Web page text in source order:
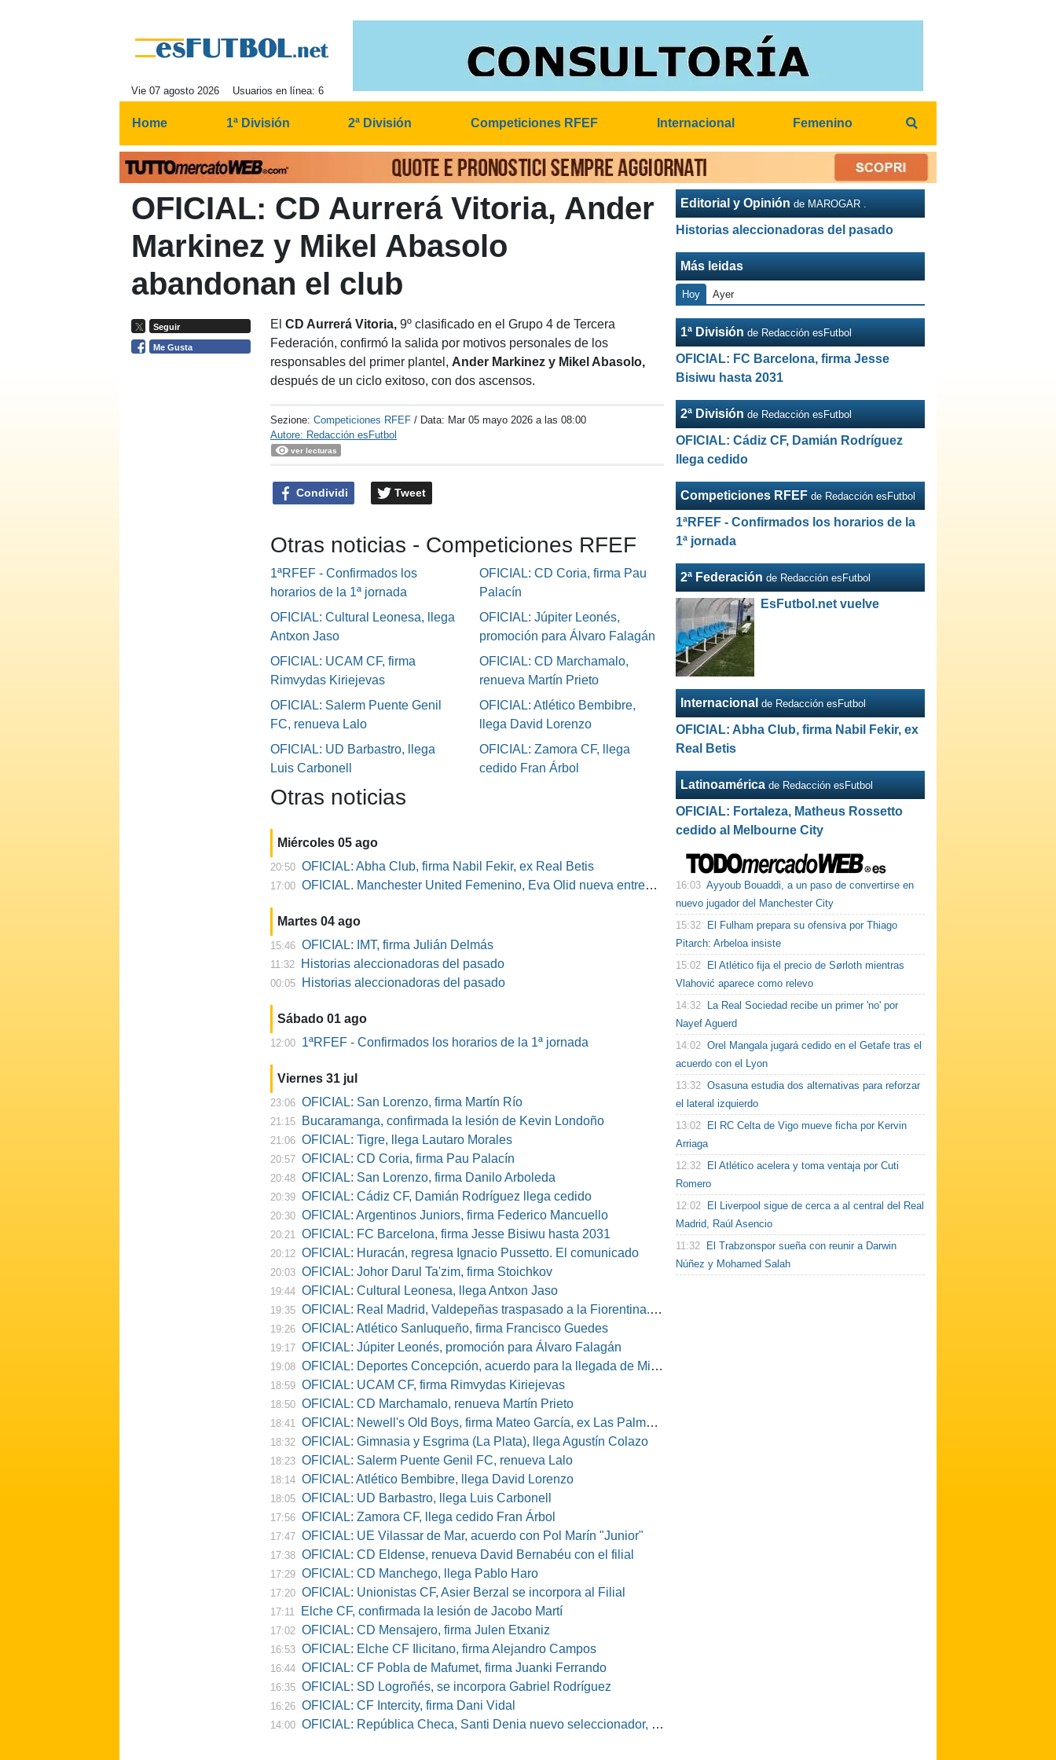
Vie 07 agosto 2026 Usuarios en línea: 6
Home 1ª División 2ª División Competiciones RFEF Internacional Femenino
OFICIAL: CD Aurrerá Vitoria, Ander
Markinez y Mikel Abasolo
abandonan el club
Seguir
Me Gusta
ElCD Aurrerá Vitoria, 9º clasificado en el Grupo 4 de Tercera
Federación, confirmó la salida por motivos personales de los
responsables del primer plantel, Ander Markinez y Mikel Abasolo,
después de un ciclo exitoso, con dos ascensos.
Sezione:Competiciones RFEF / Data: Mar 05 mayo 2026 a las 08:00
Autore: Redacción esFutbol
ver lecturas
Condividi Tweet
Otras noticias - Competiciones RFEF
1ªRFEF - Confirmados los
horarios de la 1ª jornada
OFICIAL: CD Coria, firma Pau
Palacín
OFICIAL: Cultural Leonesa, llega
Antxon Jaso
OFICIAL: Júpiter Leonés,
promoción para Álvaro Falagán
OFICIAL: UCAM CF, firma
Rimvydas Kiriejevas
OFICIAL: CD Marchamalo,
renueva Martín Prieto
OFICIAL: Salerm Puente Genil
FC, renueva Lalo
OFICIAL: Atlético Bembibre,
llega David Lorenzo
OFICIAL: UD Barbastro, llega
Luis Carbonell
OFICIAL: Zamora CF, llega
cedido Fran Árbol
Otras noticias
Miércoles 05 ago
20:50 OFICIAL: Abha Club, firma Nabil Fekir, ex Real Betis
17:00 OFICIAL. Manchester United Femenino, Eva Olid nueva entrenadora
Martes 04 ago
15:46 OFICIAL: IMT, firma Julián Delmás
11:32 Historias aleccionadoras del pasado
00:05 Historias aleccionadoras del pasado
Sábado 01 ago
12:00 1ªRFEF - Confirmados los horarios de la 1ª jornada
Viernes 31 jul
23:06 OFICIAL: San Lorenzo, firma Martín Río
21:15 Bucaramanga, confirmada la lesión de Kevin Londoño
21:06 OFICIAL: Tigre, llega Lautaro Morales
20:57 OFICIAL: CD Coria, firma Pau Palacín
20:48 OFICIAL: San Lorenzo, firma Danilo Arboleda
20:39 OFICIAL: Cádiz CF, Damián Rodríguez llega cedido
20:30 OFICIAL: Argentinos Juniors, firma Federico Mancuello
20:21 OFICIAL: FC Barcelona, firma Jesse Bisiwu hasta 2031
20:12 OFICIAL: Huracán, regresa Ignacio Pussetto. El comunicado
20:03 OFICIAL: Johor Darul Ta'zim, firma Stoichkov
19:44 OFICIAL: Cultural Leonesa, llega Antxon Jaso
19:35 OFICIAL: Real Madrid, Valdepeñas traspasado a la Fiorentina. El comunicado
19:26 OFICIAL: Atlético Sanluqueño, firma Francisco Guedes
19:17 OFICIAL: Júpiter Leonés, promoción para Álvaro Falagán
19:08 OFICIAL: Deportes Concepción, acuerdo para la llegada de Miguel Barbieri
18:59 OFICIAL: UCAM CF, firma Rimvydas Kiriejevas
18:50 OFICIAL: CD Marchamalo, renueva Martín Prieto
18:41 OFICIAL: Newell's Old Boys, firma Mateo García, ex Las Palmas, Osasuna o Alcorcón
18:32 OFICIAL: Gimnasia y Esgrima (La Plata), llega Agustín Colazo
18:23 OFICIAL: Salerm Puente Genil FC, renueva Lalo
18:14 OFICIAL: Atlético Bembibre, llega David Lorenzo
18:05 OFICIAL: UD Barbastro, llega Luis Carbonell
17:56 OFICIAL: Zamora CF, llega cedido Fran Árbol
17:47 OFICIAL: UE Vilassar de Mar, acuerdo con Pol Marín "Junior"
17:38 OFICIAL: CD Eldense, renueva David Bernabéu con el filial
17:29 OFICIAL: CD Manchego, llega Pablo Haro
17:20 OFICIAL: Unionistas CF, Asier Berzal se incorpora al Filial
17:11 Elche CF, confirmada la lesión de Jacobo Martí
17:02 OFICIAL: CD Mensajero, firma Julen Etxaniz
16:53 OFICIAL: Elche CF Ilicitano, firma Alejandro Campos
16:44 OFICIAL: CF Pobla de Mafumet, firma Juanki Ferrando
16:35 OFICIAL: SD Logroñés, se incorpora Gabriel Rodríguez
16:26 OFICIAL: CF Intercity, firma Dani Vidal
14:00 OFICIAL: República Checa, Santi Denia nuevo seleccionador, Pablo Amo su ayudante
Editorial y Opinión de MAROGAR .
Historias aleccionadoras del pasado
Más leidas
Hoy Ayer
1ª División de Redacción esFutbol
OFICIAL: FC Barcelona, firma Jesse
Bisiwu hasta 2031
2ª División de Redacción esFutbol
OFICIAL: Cádiz CF, Damián Rodríguez
llega cedido
Competiciones RFEF de Redacción esFutbol
1ªRFEF - Confirmados los horarios de la
1ª jornada
2ª Federación de Redacción esFutbol
EsFutbol.net vuelve
Internacional de Redacción esFutbol
OFICIAL: Abha Club, firma Nabil Fekir, ex
Real Betis
Latinoamérica de Redacción esFutbol
OFICIAL: Fortaleza, Matheus Rossetto
cedido al Melbourne City
16:03 Ayyoub Bouaddi, a un paso de convertirse en
nuevo jugador del Manchester City
15:32
El Fulham prepara su ofensiva por Thiago
Pitarch: Arbeloa insiste
15:02
El Atlético fija el precio de Sørloth mientras
Vlahović aparece como relevo
14:32
La Real Sociedad recibe un primer 'no' por
Nayef Aguerd
14:02 Orel Mangala jugará cedido en el Getafe tras el
acuerdo con el Lyon
13:32 Osasuna estudia dos alternativas para reforzar
el lateral izquierdo
13:02
El RC Celta de Vigo mueve ficha por Kervin
Arriaga
12:32
El Atlético acelera y toma ventaja por Cuti
Romero
12:02
El Liverpool sigue de cerca a al central del Real
Madrid, Raúl Asencio
11:32
El Trabzonspor sueña con reunir a Darwin
Núñez y Mohamed Salah